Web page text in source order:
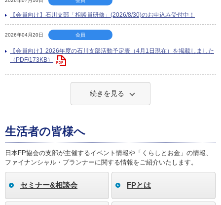
【会員向け】石川支部「相談員研修」(2026/8/30)のお申込み受付中！
2026年04月20日 会員
【会員向け】2026年度の石川支部活動予定表（4月1日現在）を掲載しました
（PDF/173KB）
続きを見る
生活者の皆様へ
日本FP協会の支部が主催するイベント情報や「くらしとお金」の情報、
ファイナンシャル・プランナーに関する情報をご紹介いたします。
セミナー&相談会 FPとは